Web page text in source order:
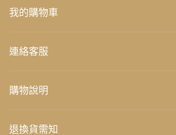
我的購物車
連絡客服
購物說明
退換貨需知